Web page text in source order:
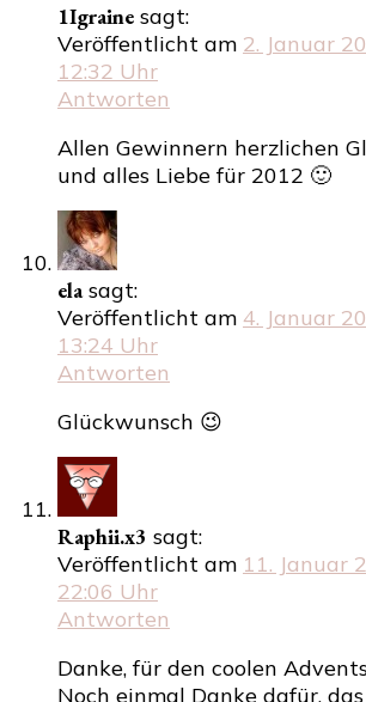
1Igraine sagt:
Veröffentlicht am 2. Januar
12:32 Uhr
Antworten
Allen Gewinnern herzlichen
und alles Liebe für 2012 🙂
ela sagt:
Veröffentlicht am 4. Januar
13:24 Uhr
Antworten
Glückwunsch 😉
Raphii.x3 sagt:
Veröffentlicht am 11. Januar
22:06 Uhr
Antworten
Danke, für den coolen
Noch einmal Danke dafür,